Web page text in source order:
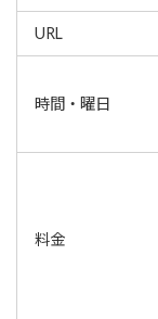
URL
時間・曜日
料金